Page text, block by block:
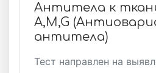
Антитела к
A,M,G
антитела)
Тест направлен на